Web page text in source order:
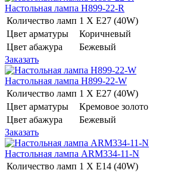
Настольная лампа H899-22-R
Количество ламп 1 Х E27 (40W)
Цвет арматуры
Коричневый
Цвет абажура
Бежевый
Заказать
Настольная лампа H899-22-W
Количество ламп 1 Х E27 (40W)
Цвет арматуры
Кремовое золото
Цвет абажура
Бежевый
Заказать
Настольная лампа ARM334-11-N
Количество ламп 1 Х E14 (40W)